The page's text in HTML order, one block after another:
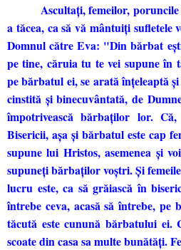
Ascultaţi, femeilor,
a tăcea, ca să vă mântuiţi sufletele
Domnul către Eva: "Din bărbat
pe tine, căruia tu te vei supune în
pe bărbatul ei, se arată înţeleaptă
cinstită şi binecuvântată, de
împotrivească bărbaţilor lor.
Bisericii, aşa şi bărbatul este cap
supune lui Hristos, asemenea şi
supuneţi bărbaţilor voştri. Şi
lucru este, ca să grăiască în
întrebe ceva, acasă să întrebe, pe
tăcută este cunună bărbatului ei.
scoate din casa sa multe bunătăţi.